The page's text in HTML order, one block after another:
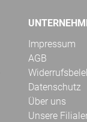
Impressum
AGB
Datenschutz
Über uns
Unsere